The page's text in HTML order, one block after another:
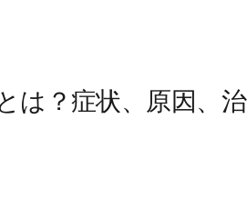
は？症状、原因、治